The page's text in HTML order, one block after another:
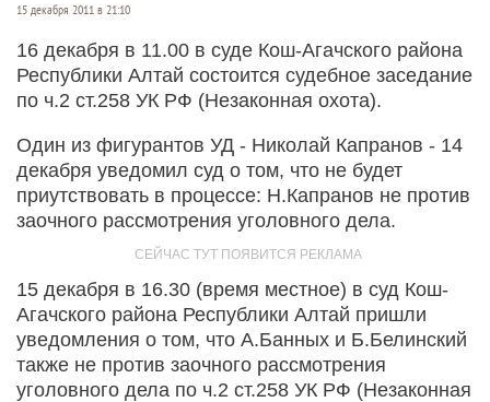
15 декабря 2011 в 21:10
16 декабря в 11.00 в суде Кош-Агачского района
Республики Алтай состоится судебное заседание
по ч.2 ст.258 УК РФ (Незаконная охота).
Один из фигурантов УД - Николай Капранов - 14
декабря уведомил суд о том, что не будет
приутствовать в процессе: Н.Капранов не против
заочного рассмотрения уголовного дела.
15 декабря в 16.30 (время местное) в суд Кош-
Агачского района Республики Алтай пришли
уведомления о том, что А.Банных и Б.Белинский
также не против заочного рассмотрения
уголовного дела по ч.2 ст.258 УК РФ (Незаконная